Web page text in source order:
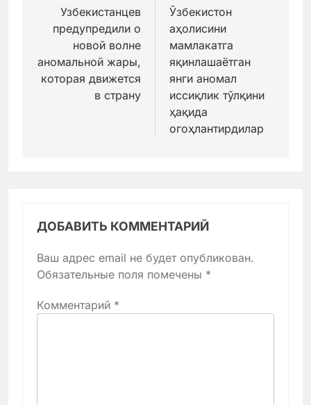
записям
Узбекистанцев
предупредили о
новой волне
аномальной жары,
которая движется
в страну
Ўзбекистон
аҳолисини
мамлакатга
яқинлашаётган
янги аномал
иссиқлик тўлқини
ҳақида
огоҳлантирдилар
ДОБАВИТЬ КОММЕНТАРИЙ
Ваш адрес email не будет опубликован.
Обязательные поля помечены *
Комментарий *